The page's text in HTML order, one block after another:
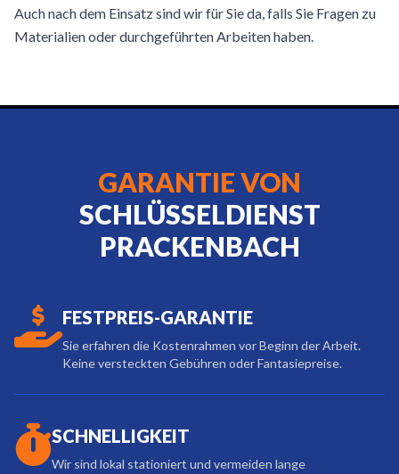
Auch nach dem Einsatz sind wir für Sie da, falls Sie Fragen zu
Materialien oder durchgeführten Arbeiten haben.
GARANTIE VON
SCHLÜSSELDIENST
PRACKENBACH
FESTPREIS-GARANTIE
Sie erfahren die Kostenrahmen vor Beginn der Arbeit.
Keine versteckten Gebühren oder Fantasiepreise.
SCHNELLIGKEIT
Wir sind lokal stationiert und vermeiden lange